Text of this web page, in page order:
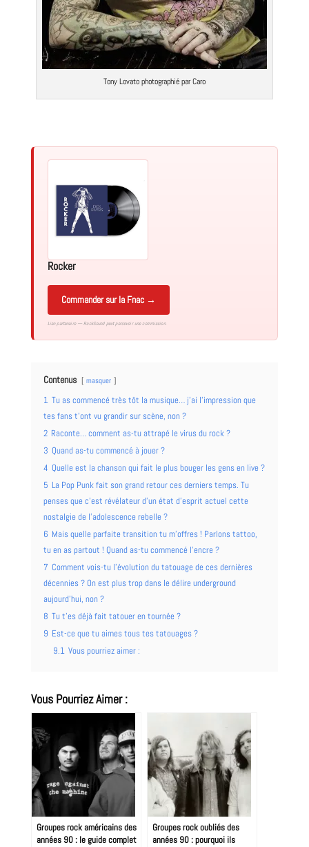
Tony Lovato photographié par Caro
Rocker
Commander sur la Fnac →
Lien partenaire — RockSound peut percevoir une commission.
Contenus masquer
1 Tu as commencé très tôt la musique… j’ai l’impression que
tes fans t’ont vu grandir sur scène, non ?
2 Raconte… comment as-tu attrapé le virus du rock ?
3 Quand as-tu commencé à jouer ?
4 Quelle est la chanson qui fait le plus bouger les gens en live ?
5 La Pop Punk fait son grand retour ces derniers temps. Tu
penses que c’est révélateur d’un état d’esprit actuel cette
nostalgie de l’adolescence rebelle ?
6 Mais quelle parfaite transition tu m’offres ! Parlons tattoo,
tu en as partout ! Quand as-tu commencé l’encre ?
7 Comment vois-tu l’évolution du tatouage de ces dernières
décennies ? On est plus trop dans le délire underground
aujourd’hui, non ?
8 Tu t’es déjà fait tatouer en tournée ?
9 Est-ce que tu aimes tous tes tatouages ?
9.1 Vous pourriez aimer :
Vous Pourriez Aimer :
Groupes rock américains des
années 90 : le guide complet
Groupes rock oubliés des
années 90 : pourquoi ils